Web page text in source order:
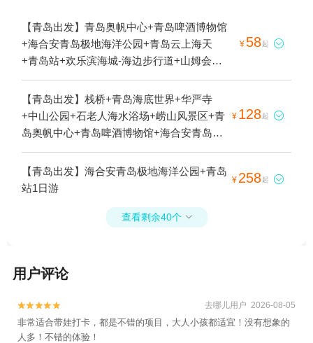
【青岛出发】青岛奥帆中心+青岛啤酒博物馆
+海合安青岛极地海洋公园+青岛云上海天
+青岛站+欢乐滨海城-海边步行道+山姆会员
商店(青岛店)1日游
¥ 58起 
【青岛出发】栈桥+青岛海底世界+华严寺
+中山公园+石老人海水浴场+崂山风景区+青
岛奥帆中心+青岛啤酒博物馆+海合安青岛极
地海洋公园+圣弥厄尔教堂+五四广场+劈柴
院+崂山仰口游览区+青岛海上观光+台东商
业街+青岛火车站+青岛啤酒节+八水河+崂山
已下线+青岛市博物馆+青山渔村1日游
¥ 128起 
【青岛出发】海合安青岛极地海洋公园+青岛
站1日游
¥ 258起 
查看剩余40个 
用户评论

 去哪儿用户 2026-08-05
非常适合带娃打卡，都是不错的项目，大人小孩都适宜！没有想象的
人多！不错的体验！